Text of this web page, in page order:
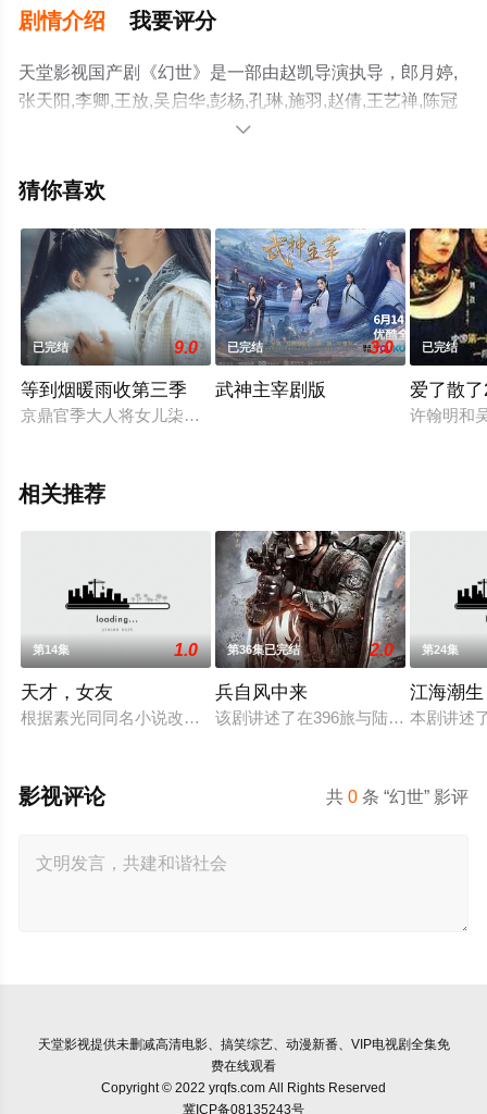
剧情介绍 我要评分
天堂影视国产剧《幻世》是一部由赵凯导演执导，郎月婷,
张天阳,李卿,王放,吴启华,彭杨,孔琳,施羽,赵倩,王艺禅,陈冠
甯,许佳琪,刘凯,常荻,钱迪迪,何廖侣匀等演员精彩演绎的大
费观看高清无删减完整版电视剧全集就上天堂电影网，更
了解。

猜你喜欢
已完结 9.0
等到烟暖雨收第三季
京鼎官季大人将女儿柒月送去初府拜师初家二公子学艺，并改
已完结 3.0
武神主宰剧版
已完结
爱了散了
许翰明和
相关推荐
第14集 1.0
天才，女友
根据素光同同名小说改编。江逾白长大以后，林知夏忽然对他
第36集已完结 2.0
兵自风中来
该剧讲述了在396旅与陆军步兵学院
第24集
江海潮生
本剧讲述
共0 条 “幻世” 影评
影视评论
天堂影视提供未删减高清电影、搞笑综艺、动漫新番、VIP电视剧全集免
费在线观看
Copyright © 2022 yrqfs.com All Rights Reserved
冀ICP备08135243号